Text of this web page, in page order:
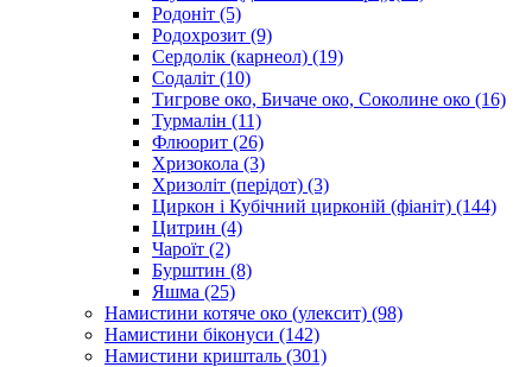
Родоніт (5)
Родохрозит (9)
Сердолік (карнеол) (19)
Содаліт (10)
Тигрове око, Бичаче око, Соколине око (16)
Турмалін (11)
Флюорит (26)
Хризокола (3)
Хризоліт (перідот) (3)
Циркон і Кубічний цирконій (фіаніт) (144)
Цитрин (4)
Чароїт (2)
Бурштин (8)
Яшма (25)
Намистини котяче око (улексит) (98)
Намистини біконуси (142)
Намистини кришталь (301)